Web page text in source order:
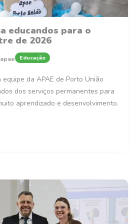
educandos para o
de 2026
apae Educação
da APAE de Porto União
dos serviços permanentes para
aprendizado e desenvolvimento.